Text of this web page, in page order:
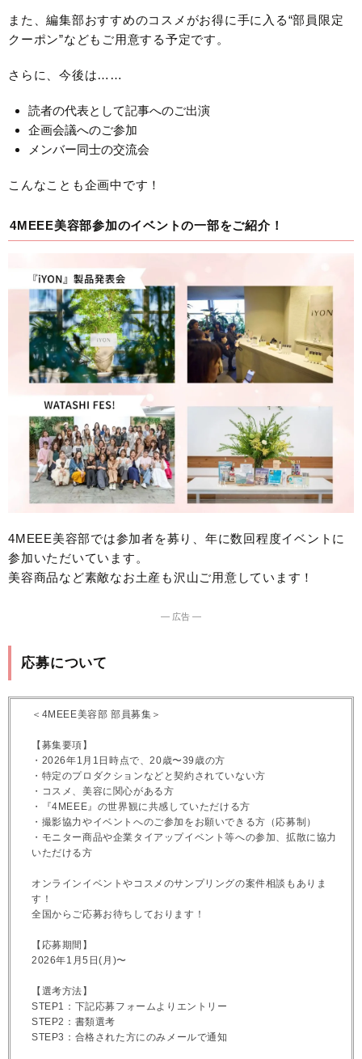
また、編集部おすすめのコスメがお得に手に入る“部員限定
クーポン”などもご用意する予定です。
さらに、今後は……
読者の代表として記事へのご出演
企画会議へのご参加
メンバー同士の交流会
こんなことも企画中です！
4MEEE美容部参加のイベントの一部をご紹介！
4MEEE美容部では参加者を募り、年に数回程度イベントに
参加いただいています。
美容商品など素敵なお土産も沢山ご用意しています！
― 広告 ―
応募について
＜4MEEE美容部 部員募集＞
【募集要項】
・2026年1月1日時点で、20歳〜39歳の方
・特定のプロダクションなどと契約されていない方
・コスメ、美容に関心がある方
・『4MEEE』の世界観に共感していただける方
・撮影協力やイベントへのご参加をお願いできる方（応募制）
・モニター商品や企業タイアップイベント等への参加、拡散に協力
いただける方
オンラインイベントやコスメのサンプリングの案件相談もありま
す！
全国からご応募お待ちしております！
【応募期間】
2026年1月5日(月)〜
【選考方法】
STEP1：下記応募フォームよりエントリー
STEP2：書類選考
STEP3：合格された方にのみメールで通知